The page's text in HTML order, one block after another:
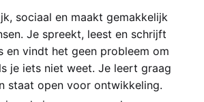
sociaal en maakt gemakkelijk
Je spreekt, leest en schrijft
en vindt het geen probleem om
je iets niet weet. Je leert graag
staat open voor ontwikkeling.